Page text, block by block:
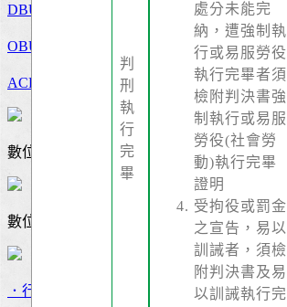
DBU人民幣業務
OBU國際金融
ACH代收代付
數位金融
數位服務
．行動APP
判
刑
執
行
完
畢
處分未能完
納，遭強制執
行或易服勞役
執行完畢者須
檢附判決書強
制執行或易服
勞役(社會勞
動)執行完畢
證明
受拘役或罰金
之宣告，易以
訓誡者，須檢
附判決書及易
以訓誡執行完